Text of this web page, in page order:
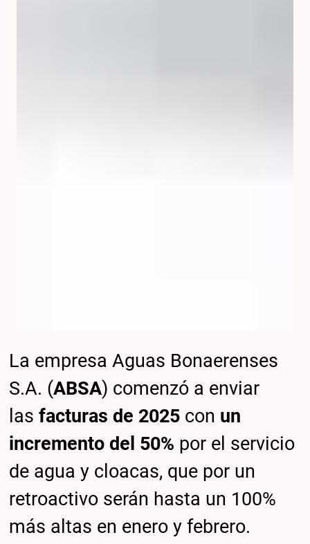
La empresa Aguas Bonaerenses
S.A. (ABSA) comenzó a enviar
lasfacturas de 2025 con un
incremento del 50% por el servicio
de agua y cloacas, que por un
retroactivo serán hasta un 100%
más altas en enero y febrero.